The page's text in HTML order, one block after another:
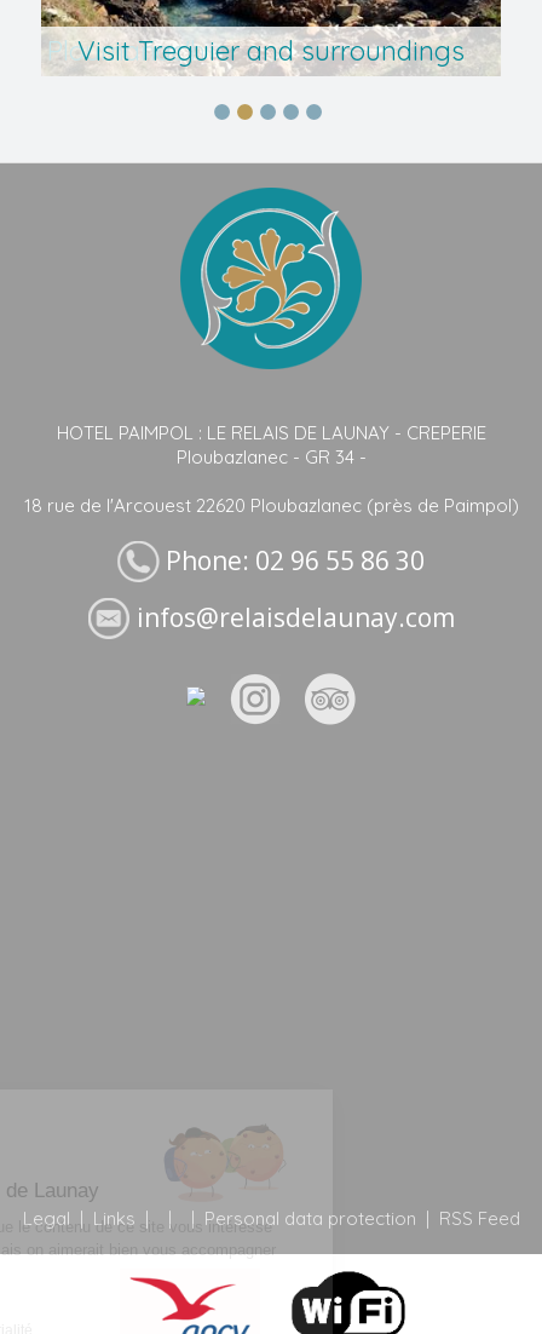
- Ploumanac'h
Visit Treguier and surroundings
HOTEL PAIMPOL : LE RELAIS DE LAUNAY - CREPERIE
Ploubazlanec - GR 34 -
18 rue de l'Arcouest 22620 Ploubazlanec (près de Paimpol)
Phone: 02 96 55 86 30
infos@relaisdelaunay.com
Legal | Links | | | Personal data protection | RSS Feed
Salut c'est nous...
les Cookies !
Bienvenue au Relais de Launay
On a attendu d'être sûrs que le contenu de ce site vous intéresse
avant de vous déranger, mais on aimerait bien vous accompagner
pendant votre visite...
C'est OK pour vous ?
Lire la politique de confidentialité